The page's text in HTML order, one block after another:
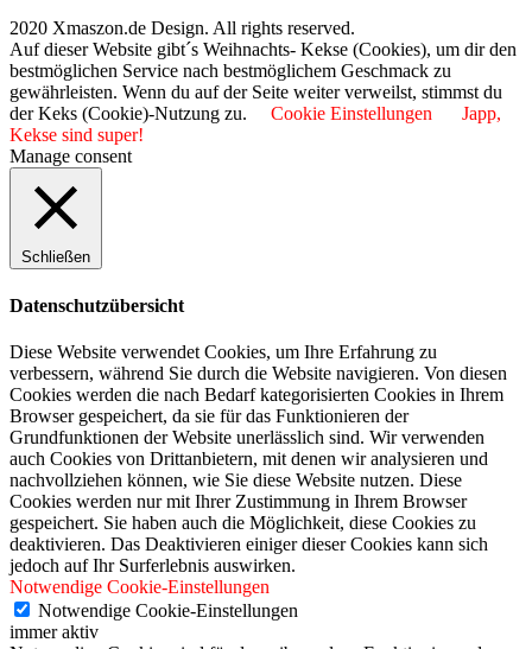
2020 Xmaszon.de Design. All rights reserved.
Auf dieser Website gibt´s Weihnachts- Kekse (Cookies), um dir den
bestmöglichen Service nach bestmöglichem Geschmack zu
gewährleisten. Wenn du auf der Seite weiter verweilst, stimmst du
der Keks (Cookie)-Nutzung zu.
Cookie Einstellungen
Japp,
Kekse sind super!
Manage consent
Schließen
Datenschutzübersicht
Diese Website verwendet Cookies, um Ihre Erfahrung zu
verbessern, während Sie durch die Website navigieren. Von diesen
Cookies werden die nach Bedarf kategorisierten Cookies in Ihrem
Browser gespeichert, da sie für das Funktionieren der
Grundfunktionen der Website unerlässlich sind. Wir verwenden
auch Cookies von Drittanbietern, mit denen wir analysieren und
nachvollziehen können, wie Sie diese Website nutzen. Diese
Cookies werden nur mit Ihrer Zustimmung in Ihrem Browser
gespeichert. Sie haben auch die Möglichkeit, diese Cookies zu
deaktivieren. Das Deaktivieren einiger dieser Cookies kann sich
jedoch auf Ihr Surferlebnis auswirken.
Notwendige Cookie-Einstellungen
Notwendige Cookie-Einstellungen
immer aktiv